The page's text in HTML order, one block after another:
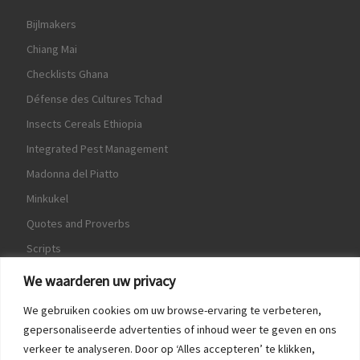
We waarderen uw privacy
We gebruiken cookies om uw browse-ervaring te verbeteren,
gepersonaliseerde advertenties of inhoud weer te geven en ons
verkeer te analyseren. Door op ‘Alles accepteren’ te klikken,
Bijlmakers
Chiang Mai
Checklists Ghana
Défense des Cultures Tchad
Insects Cereals Ethiopia
Integrated Pest Management
Madonna del Piatto
Minkukel
Quotes and Proverbs
Scripts
World Crops Database